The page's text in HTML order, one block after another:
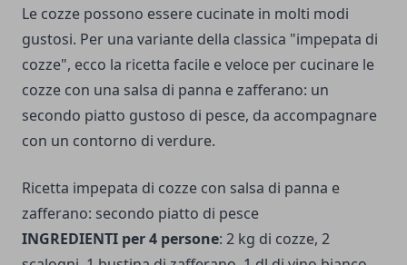
Le cozze possono essere cucinate in molti modi
gustosi. Per una variante della classica "impepata di
cozze", ecco la ricetta facile e veloce per cucinare le
cozze con una salsa di panna e zafferano: un
secondo piatto gustoso di pesce, da accompagnare
con un contorno di verdure.
Ricetta impepata di cozze con salsa di panna e
zafferano: secondo piatto di pesce
INGREDIENTI per 4 persone: 2 kg di cozze, 2